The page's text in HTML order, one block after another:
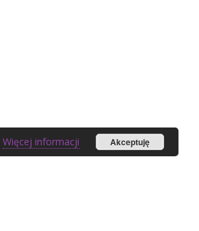
Więcej informacji Akceptuję